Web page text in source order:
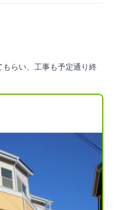
もらい、工事も予定通り終